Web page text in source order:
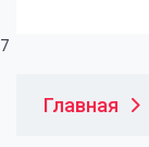
7
Главная